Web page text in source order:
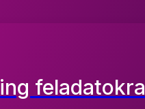
feladatokra